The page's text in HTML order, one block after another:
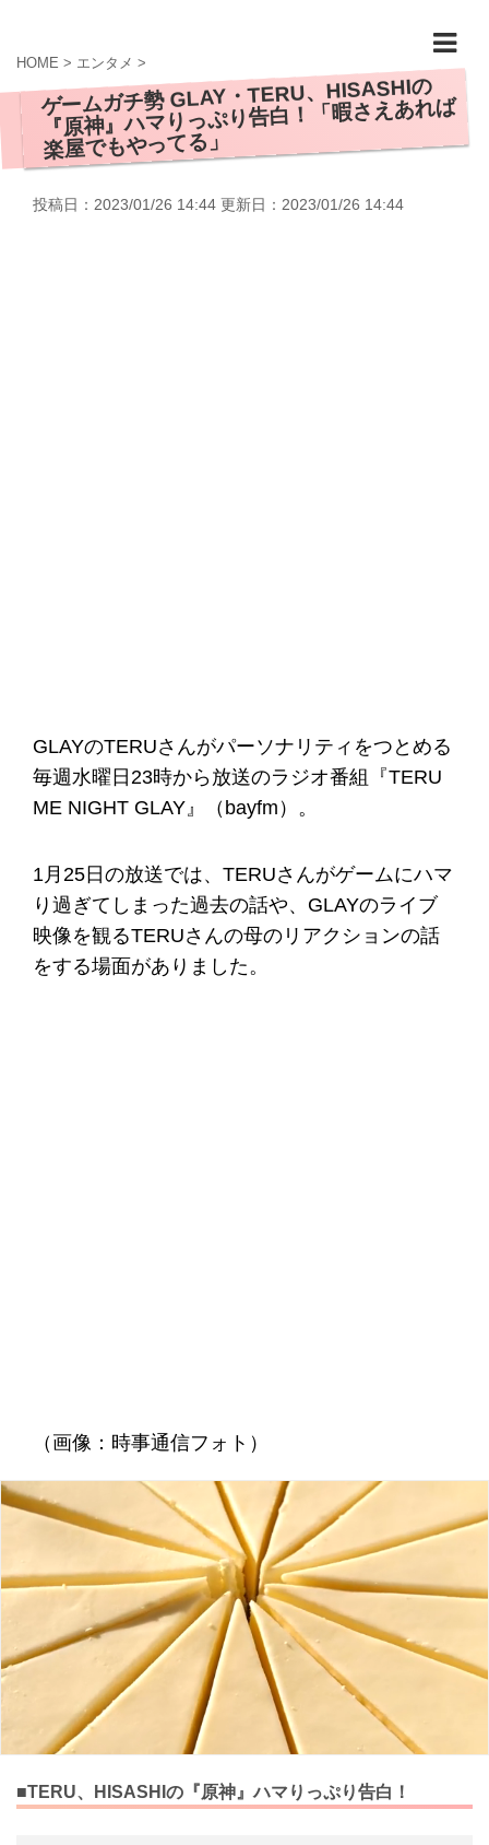
HOME > エンタメ >
ゲームガチ勢 GLAY・TERU、HISASHIの
『原神』ハマりっぷり告白！「暇さえあれば
楽屋でもやってる」
投稿日：2023/01/26 14:44 更新日： 2023/01/26 14:44
GLAYのTERUさんがパーソナリティをつとめる
毎週水曜日23時から放送のラジオ番組『TERU
ME NIGHT GLAY』（bayfm）。
1月25日の放送では、TERUさんがゲームにハマ
り過ぎてしまった過去の話や、GLAYのライブ
映像を観るTERUさんの母のリアクションの話
をする場面がありました。
（画像：時事通信フォト）
■TERU、HISASHIの『原神』ハマりっぷり告白！